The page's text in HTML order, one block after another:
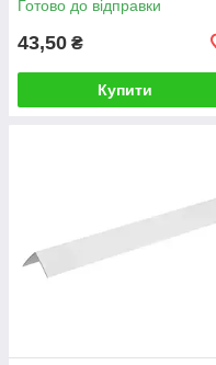
Готово до відправки
43,50 ₴
Купити